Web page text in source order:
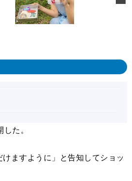
た。
ますように」と告知してショッ